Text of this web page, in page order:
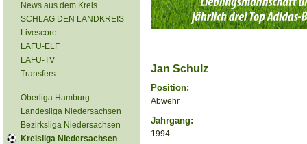
News aus dem Kreis
SCHLAG DEN LANDKREIS
Livescore
LAFU-ELF
LAFU-TV
Transfers
Oberliga Hamburg
Landesliga Niedersachsen
Bezirksliga Niedersachsen
Kreisliga Niedersachsen
Jan Schulz
Position:
Abwehr
Jahrgang:
1994